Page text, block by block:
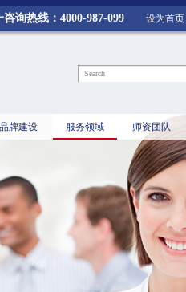
询热线：4000-987-099 设为首页
品牌建设 服务领域 师资团队